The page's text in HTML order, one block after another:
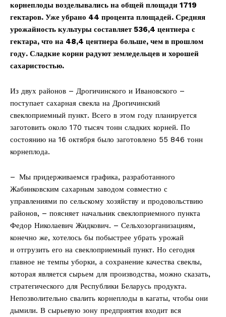
корнеплоды возделывались на общей площади 1719
гектаров. Уже убрано 44 процента площадей. Средняя
урожайность культуры составляет 536,4 центнера с
гектара, что на 48,4 центнера больше, чем в прошлом
году. Сладкие корни радуют земледельцев и хорошей
сахаристостью.
Из двух районов – Дрогичинского и Ивановского –
поступает сахарная свекла на Дрогичинский
свеклоприемный пункт. Всего в этом году планируется
заготовить около 170 тысяч тонн сладких корней. По
состоянию на 16 октября было заготовлено 55 846 тонн
корнеплода.
– Мы придерживаемся графика, разработанного
Жабинковским сахарным заводом совместно с
управлениями по сельскому хозяйству и продовольствию
районов, – поясняет начальник свеклоприемного пункта
Федор Николаевич Жидкович. – Сельхозорганизациям,
конечно же, хотелось бы побыстрее убрать урожай
и отгрузить его на свеклоприемный пункт. Но сегодня
главное не темпы уборки, а сохранение качества свеклы,
которая является сырьем для производства, можно сказать,
стратегического для Республики Беларусь продукта.
Непозволительно свалить корнеплоды в кагаты, чтобы они
дымили. В сырьевую зону предприятия входит вся